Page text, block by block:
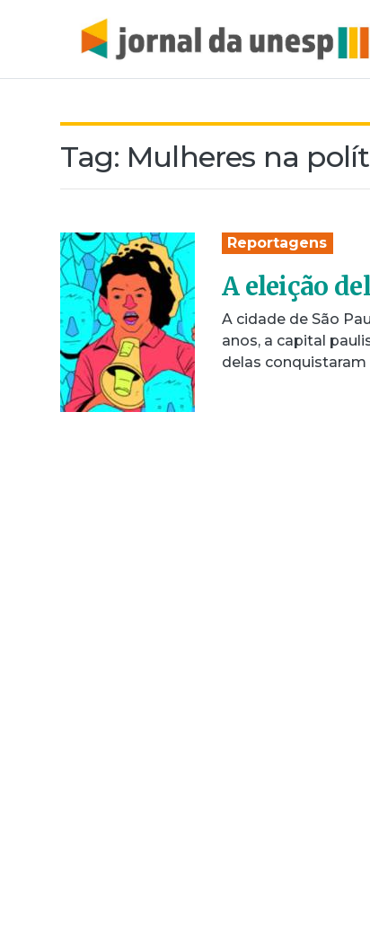
Tag: Mulheres na
Reportagens
A eleição
A cidade de São
anos, a capital
delas